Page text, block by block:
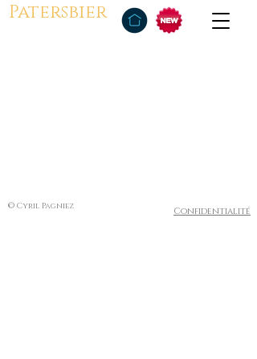
Patersbier
© Cyril Pagniez Confidentialité